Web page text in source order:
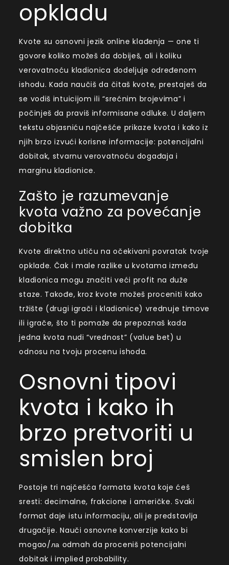
opkladu
Kvote su osnovni jezik online klađenja — one ti
govore koliko možeš da dobiješ, ali i koliku
verovatnoću kladionica dodeljuje određenom
ishodu. Kada naučiš da čitaš kvote, prestaješ da
se vodiš intuicijom ili “srećnim brojevima” i
počinješ da praviš informisane odluke. U daljem
tekstu objasniću najčešće prikaze kvota i kako iz
njih brzo izvući korisne informacije: potencijalni
dobitak, stvarnu verovatnoću događaja i
marginu kladionice.
Zašto je razumevanje
kvota važno za povećanje
dobitka
Kvote direktno utiču na očekivani povratak tvoje
opklade. Čak i male razlike u kvotama između
kladionica mogu značiti veći profit na duže
staze. Takođe, kroz kvote možeš proceniti kako
tržište (drugi igrači i kladionice) vrednuje timove
ili igrače, što ti pomaže da prepoznaš kada
jedna kvota nudi “vrednost” (value bet) u
odnosu na tvoju procenu ishoda.
Osnovni tipovi
kvota i kako ih
brzo pretvoriti u
smislen broj
Postoje tri najčešća formata kvota koje ćeš
sresti: decimalne, frakcione i američke. Svaki
format daje istu informaciju, ali je predstavlja
drugačije. Nauči osnovne konverzije kako bi
mogao/ла odmah da proceniš potencijalni
dobitak i implied probability.